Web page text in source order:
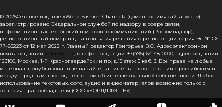
сайта, вы подтверждаете свое согласие на использование
файлов cookie в соответствии с настоящим уведомлением
в отношении данного типа файлов. Если вы не согласны
с тем, чтобы мы использовали данный тип файлов,
то вы должны соответствующим образом установить
настройки вашего браузера или не использовать сайт wfc.tv
© 2025Сетевое издание «World Fashion Channel» (доменное имя сайта: wfc.tv)
зарегистрировано Федеральной службой по надзору в сфере связи,
информационных технологий и массовых коммуникаций (Роскомнадзор),
регистрационный номер и дата принятия решения о регистрации: серия Эл № ФС
77-83223 от 12 мая 2022 г. Главный редактор Григорьев В.О. Адрес электронной
почты редакции: info@wfc.tv, телефон редакции: +7(495) 64-48-0000, адрес редакции:
123100, Москва, 1-й Красногвардейский пр., д.15 этаж 5 каб. 3. Все права на любые
материалы, опубликованные на сайте, защищены в соответствии с российским и
международным законодательством об интеллектуальной собственности. Любое
использование текстовых, фото, аудио и видеоматериалов возможно только с
согласия правообладателя (ООО «УОРЛД ФЭШН»).